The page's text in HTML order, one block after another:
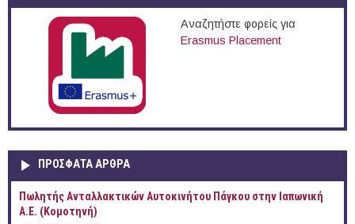
Αναζητήστε φορείς για
Erasmus Placement
ΠΡOΣΦΑΤΑ AΡΘΡΑ
Πωλητής Ανταλλακτικών Αυτοκινήτου Πάγκου στην Ιαπωνική
Α.Ε. (Κομοτηνή)